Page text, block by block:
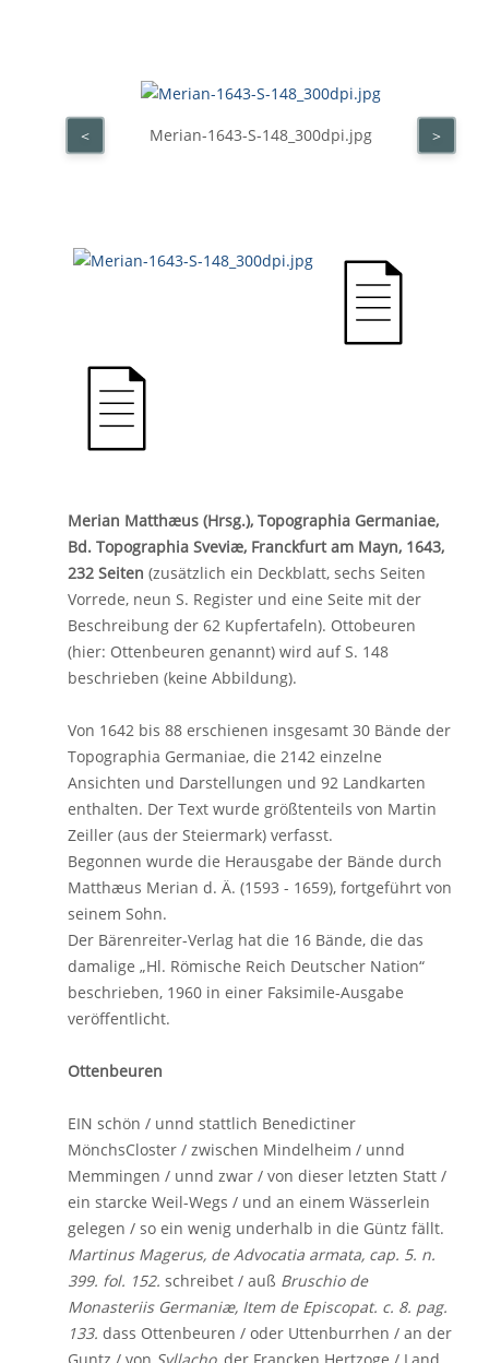
Merian-1643-S-148_300dpi.jpg
< >
Merian Matthæus (Hrsg.), Topographia Germaniae,
Bd. Topographia Sveviæ, Franckfurt am Mayn, 1643,
232 Seiten (zusätzlich ein Deckblatt, sechs Seiten
Vorrede, neun S. Register und eine Seite mit der
Beschreibung der 62 Kupfertafeln). Ottobeuren
(hier: Ottenbeuren genannt) wird auf S. 148
beschrieben (keine Abbildung).
Von 1642 bis 88 erschienen insgesamt 30 Bände der
Topographia Germaniae, die 2142 einzelne
Ansichten und Darstellungen und 92 Landkarten
enthalten. Der Text wurde größtenteils von Martin
Zeiller (aus der Steiermark) verfasst.
Begonnen wurde die Herausgabe der Bände durch
Matthæus Merian d. Ä. (1593 - 1659), fortgeführt von
seinem Sohn.
Der Bärenreiter-Verlag hat die 16 Bände, die das
damalige „Hl. Römische Reich Deutscher Nation“
beschrieben, 1960 in einer Faksimile-Ausgabe
veröffentlicht.
Ottenbeuren
EIN schön / unnd stattlich Benedictiner
MönchsCloster / zwischen Mindelheim / unnd
Memmingen / unnd zwar / von dieser letzten Statt /
ein starcke Weil-Wegs / und an einem Wässerlein
gelegen / so ein wenig underhalb in die Güntz fällt.
Martinus Magerus, de Advocatia armata, cap. 5. n.
399. fol. 152. schreibet / auß Bruschio de
Monasteriis Germaniæ, Item de Episcopat. c. 8. pag.
133. dass Ottenbeuren / oder Uttenburrhen / an der